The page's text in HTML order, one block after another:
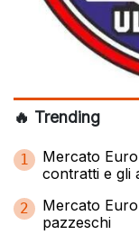
🔥 Trending
1
Mercato
contratti e gli
2
Mercato
pazzeschi